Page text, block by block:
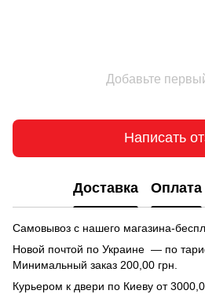
Добавьте
Написать
Доставка Оплата
Самовывоз с нашего магазина-
Новой почтой по Украине — по
Минимальный заказ 200,00 грн.
Курьером к двери по Киеву от